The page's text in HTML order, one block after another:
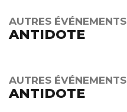
AUTRES ÉVÉNEMENTS
ANTIDOTE
AUTRES ÉVÉNEMENTS
ANTIDOTE